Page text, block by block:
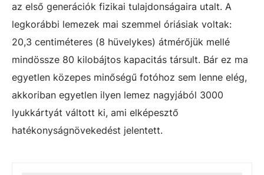
az első generációk fizikai tulajdonságaira utalt. A
legkorábbi lemezek mai szemmel óriásiak voltak:
20,3 centiméteres (8 hüvelykes) átmérőjük mellé
mindössze 80 kilobájtos kapacitás társult. Bár ez ma
egyetlen közepes minőségű fotóhoz sem lenne elég,
akkoriban egyetlen ilyen lemez nagyjából 3000
lyukkártyát váltott ki, ami elképesztő
hatékonyságnövekedést jelentett.